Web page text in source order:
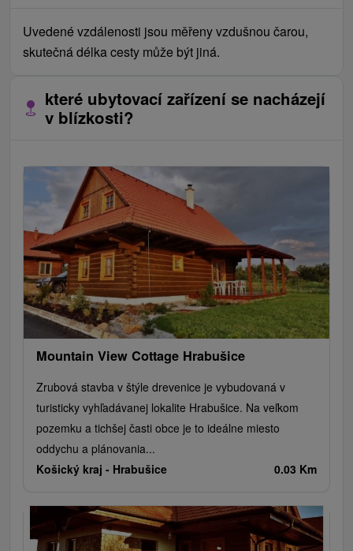
Uvedené vzdálenosti jsou měřeny vzdušnou čarou,
skutečná délka cesty může být jiná.
které ubytovací zařízení se nacházejí
v blízkosti?
Mountain View Cottage Hrabušice
Zrubová stavba v štýle drevenice je vybudovaná v
turisticky vyhľadávanej lokalite Hrabušice. Na veľkom
pozemku a tichšej časti obce je to ideálne miesto
oddychu a plánovania...
Košický kraj - Hrabušice 0.03 Km